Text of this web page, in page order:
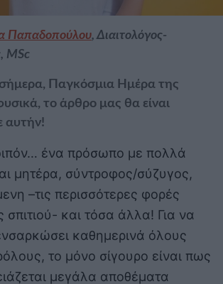
Παπαδοπούλου, Διαιτολόγος-
MSc
Παγκόσμια Ημέρα της
το άρθρο μας θα είναι
αυτήν!
ένα πρόσωπο με πολλά
μητέρα, σύντροφος/σύζυγος,
–τις περισσότερες φορές
σπιτιού- και τόσα άλλα! Για να
καθημερινά όλους
το μόνο σίγουρο είναι πως
μεγάλα αποθέματα